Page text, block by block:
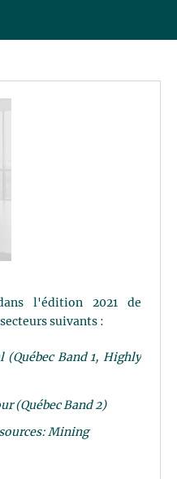
l'édition 2021 de
suivants :
(Québec Band 1, Highly
(Québec Band 2)
Mining